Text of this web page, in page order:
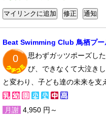
Beat Swimming Club 鳥栖プー
0
思わずガッツポーズし
び、できなくて大泣き
と変わり、子ども達の未来を支
月謝 4,950 円～